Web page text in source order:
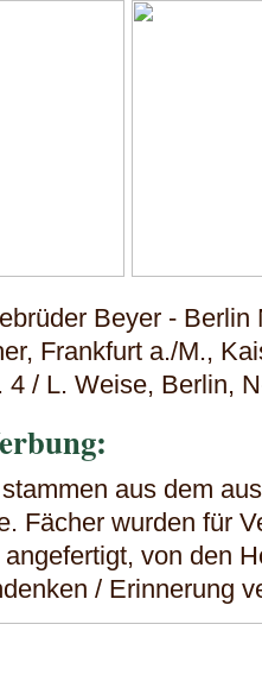
Beyer -
Frankfurt a./M.,
4 / L. Weise, Berlin,
aus dem
Fächer wurden für
von den
/ Erinnerung